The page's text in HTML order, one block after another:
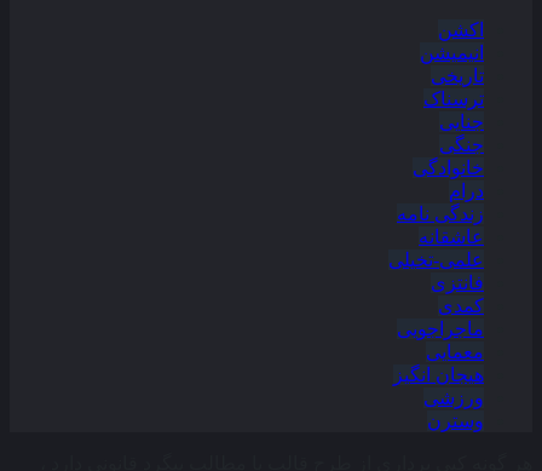
اکشن
انیمیشن
تاریخی
ترسناک
جنایی
جنگی
خانوادگی
درام
زندگی نامه
عاشقانه
علمی-تخیلی
فانتزی
کمدی
ماجراجویی
معمایی
هیجان انگیز
ورزشی
وسترن